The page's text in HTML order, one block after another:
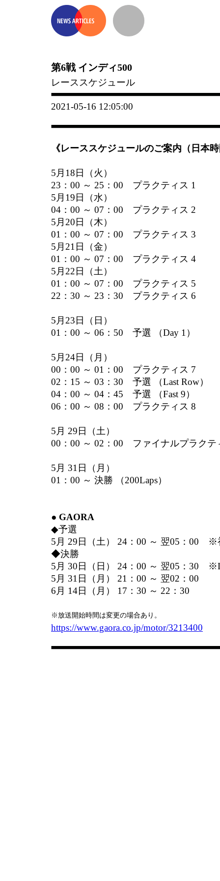
第6戦 インディ500
レーススケジュール
2021-05-16 12:05:00
《レーススケジュールのご案内（日本
5月18日（火）
23：00 ～ 25：00 プラクティス 1
5月19日（水）
04：00 ～ 07：00 プラクティス 2
5月20日（木）
01：00 ～ 07：00 プラクティス 3
5月21日（金）
01：00 ～ 07：00 プラクティス 4
5月22日（土）
01：00 ～ 07：00 プラクティス 5
22：30 ～ 23：30 プラクティス 6
5月23日（日）
01：00 ～ 06：50 予選 （Day 1）
5月24日（月）
00：00 ～ 01：00 プラクティス 7
02：15 ～ 03：30 予選 （Last Row）
04：00 ～ 04：45 予選 （Fast 9）
06：00 ～ 08：00 プラクティス 8
5月 29日（土）
00：00 ～ 02：00 ファイナルプラクテ
5月 31日（月）
01：00 ～ 決勝 （200Laps）
● GAORA
◆予選
5月 29日（土） 24：00 ～ 翌05：00 ※
◆決勝
5月 30日（日） 24：00 ～ 翌05：30
5月 31日（月） 21：00 ～ 翌02：00
6月 14日（月） 17：30 ～ 22：30
※放送開始時間は変更の場合あり。
https://www.gaora.co.jp/motor/3213400